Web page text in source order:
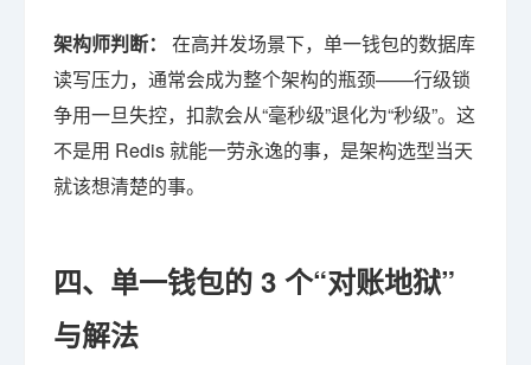
架构师判断：
在高并发场景下，单一钱包的数据库
读写压力，通常会成为整个架构的瓶颈——行级锁
争用一旦失控，扣款会从“毫秒级”退化为“秒级”。这
不是用 Redis 就能一劳永逸的事，是架构选型当天
就该想清楚的事。
四、单一钱包的 3 个“对账地狱”
与解法